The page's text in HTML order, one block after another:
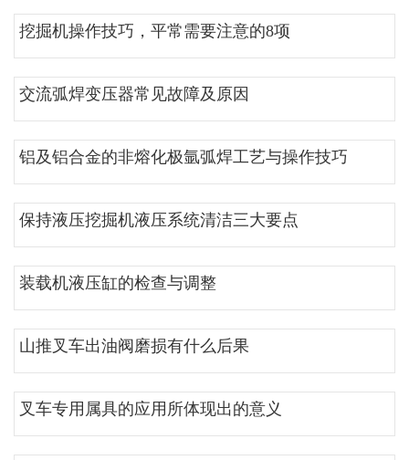
挖掘机操作技巧，平常需要注意的8项
交流弧焊变压器常见故障及原因
铝及铝合金的非熔化极氩弧焊工艺与操作技巧
保持液压挖掘机液压系统清洁三大要点
装载机液压缸的检查与调整
山推叉车出油阀磨损有什么后果
叉车专用属具的应用所体现出的意义